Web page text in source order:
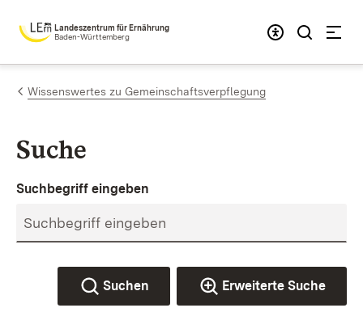
Zum Inhalt springen
Landeszentrum für Ernährung
Baden-Württemberg
Wissenswertes zu Gemeinschaftsverpflegung
Suche
Suchbegriff eingeben
Suchen Erweiterte Suche